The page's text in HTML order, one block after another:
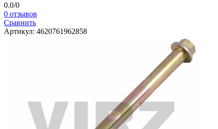
0.0/0
0 отзывов
Сравнить
Артикул: 4620761962858